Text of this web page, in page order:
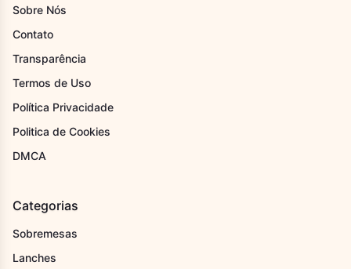
Sobre Nós
Contato
Transparência
Termos de Uso
Política Privacidade
Politica de Cookies
DMCA
Categorias
Sobremesas
Lanches